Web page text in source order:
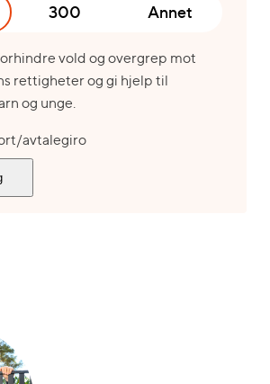
300 Annet
vold og overgrep mot
rettigheter og gi hjelp til
og unge.
avtalegiro